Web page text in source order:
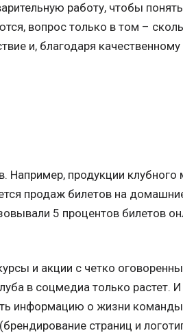
работу, чтобы
вопрос только в том –
и, благодаря качественному
Например, продукции клубного
продаж билетов на
5 процентов билетов
и акции с четко
в соцмедиа только растет.
информацию о жизни
страниц и